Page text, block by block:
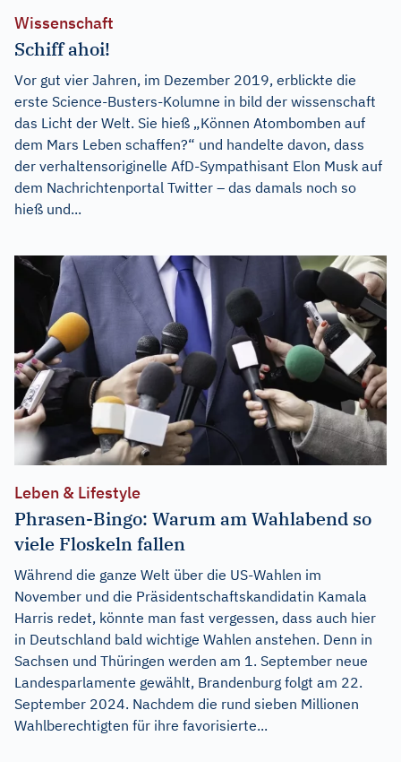
Wissenschaft
Schiff ahoi!
Vor gut vier Jahren, im Dezember 2019, erblickte die
erste Science-Busters-Kolumne in bild der wissenschaft
das Licht der Welt. Sie hieß „Können Atombomben auf
dem Mars Leben schaffen?“ und handelte davon, dass
der verhaltensoriginelle AfD-Sympathisant Elon Musk auf
dem Nachrichtenportal Twitter – das damals noch so
hieß und...
Leben & Lifestyle
Phrasen-Bingo: Warum am Wahlabend so
viele Floskeln fallen
Während die ganze Welt über die US-Wahlen im
November und die Präsidentschaftskandidatin Kamala
Harris redet, könnte man fast vergessen, dass auch hier
in Deutschland bald wichtige Wahlen anstehen. Denn in
Sachsen und Thüringen werden am 1. September neue
Landesparlamente gewählt, Brandenburg folgt am 22.
September 2024. Nachdem die rund sieben Millionen
Wahlberechtigten für ihre favorisierte...